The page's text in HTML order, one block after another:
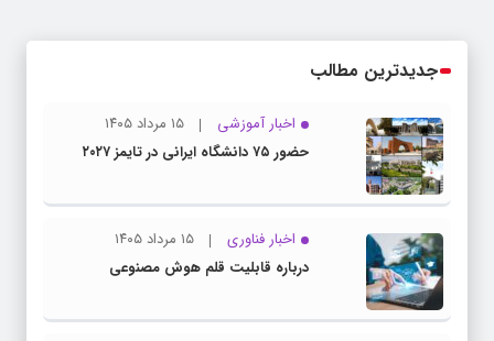
جدیدترین مطالب
اخبار آموزشی
۱۵ مرداد ۱۴۰۵
حضور ۷۵ دانشگاه ایرانی در تایمز ۲۰۲۷
اخبار فناوری
۱۵ مرداد ۱۴۰۵
درباره قابلیت قلم هوش مصنوعی